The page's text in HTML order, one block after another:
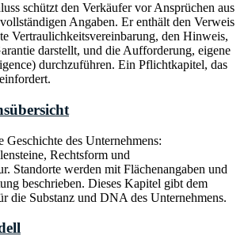
schützt den Verkäufer vor Ansprüchen aus
Angaben. Er enthält den Verweis
Vertraulichkeitsvereinbarung, den Hinweis,
darstellt, und die Aufforderung, eigene
durchzuführen. Ein Pflichtkapitel, das
Geschichte des Unternehmens:
Rechtsform und
Standorte werden mit Flächenangaben und
beschrieben. Dieses Kapitel gibt dem
die Substanz und DNA des Unternehmens.